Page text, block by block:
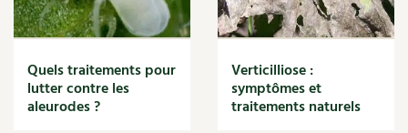
Quels traitements pour
lutter contre les
aleurodes ?
Verticilliose :
symptômes et
traitements naturels